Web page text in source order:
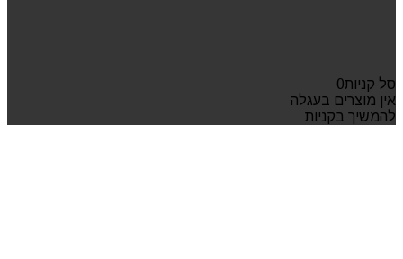
סל קניות0
אין מוצרים בעגלה
להמשיך בקניות